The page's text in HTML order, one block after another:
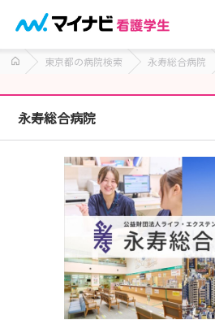
東京都の病院検索 永寿総合病院
永寿総合病院